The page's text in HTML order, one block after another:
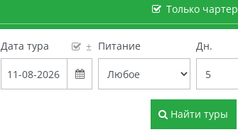
Только чартер
Дата тура ± Питание Дн.
Найти туры